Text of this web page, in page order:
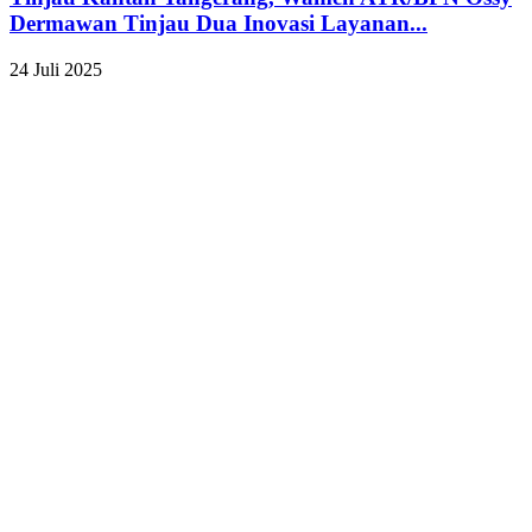
Dermawan Tinjau Dua Inovasi Layanan...
24 Juli 2025